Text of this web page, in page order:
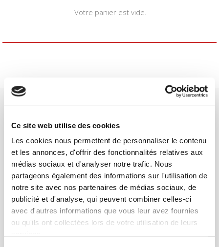
Ce site web utilise des cookies
Les cookies nous permettent de personnaliser le contenu
et les annonces, d'offrir des fonctionnalités relatives aux
médias sociaux et d'analyser notre trafic. Nous
partageons également des informations sur l'utilisation de
notre site avec nos partenaires de médias sociaux, de
publicité et d'analyse, qui peuvent combiner celles-ci
avec d'autres informations que vous leur avez fournies
ou qu'ils ont collectées lors de votre utilisation de leurs
Votre panier est vide.
Maison d'édition dédiée aux sciences humaines et sociales, les
Presses de Sciences Po participent depuis leur création en 1976
à la transmission des savoirs et des idéescontinuer
CONTACTS
FOREIGN RIGHTS